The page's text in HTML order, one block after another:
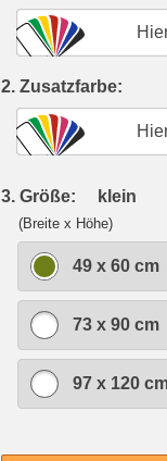
2. Zusatzfarbe:
3. Größe: klein
(Breite x Höhe)
49 x 60 cm
73 x 90 cm
97 x 120